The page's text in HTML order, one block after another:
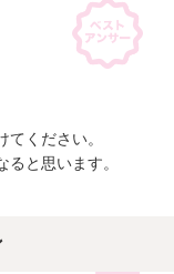
ください。
と思います。